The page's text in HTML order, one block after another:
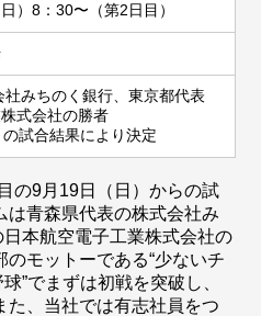
）8：30〜（第2日目）
社みちのく銀行、東京都代表
式会社の勝者
試合結果により決定
の9月19日（日）からの試
は青森県代表の株式会社み
本航空電子工業株式会社の
モットーである“少ないチ
”でまずは初戦を突破し、
た、当社では有志社員をつ